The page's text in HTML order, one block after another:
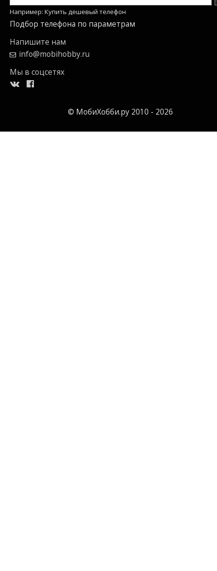
Например: Купить дешевый телефон
Подбор телефона по параметрам
Напишите нам
info@mobihobby.ru
Мы в соцсетях
© МобиХобби.ру 2010 - 2026